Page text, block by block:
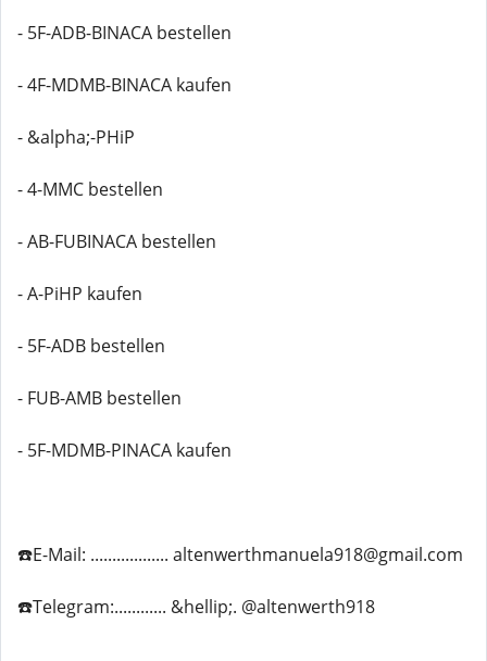
- 5F-ADB-BINACA bestellen
- 4F-MDMB-BINACA kaufen
- &alpha;-PHiP
- 4-MMC bestellen
- AB-FUBINACA bestellen
- A-PiHP kaufen
- 5F-ADB bestellen
- FUB-AMB bestellen
- 5F-MDMB-PINACA kaufen
☎️E-Mail: .................. altenwerthmanuela918@gmail.com
☎️Telegram:............ &hellip;. @altenwerth918